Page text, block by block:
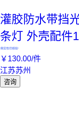
灌胶防水带挡
条灯 外壳配件
真实性已核验
￥ 130.00/件
江苏苏州
咨询